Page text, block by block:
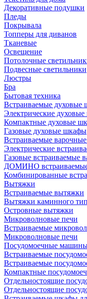
Декоративные подушки
Пледы
Покрывала
Топперы для диванов
Тканевые
Освещение
Потолочные
Подвесные светильники
Люстры
Бра
Бытовая техника
Встраиваемые духовые
Электрические
Компактные духовые
Газовые духовые шкафы
Встраиваемые
Электрические
Газовые встраиваемые
ДОМИНО встраиваемые
Комбинированные
Вытяжки
Встраиваемые вытяжки
Вытяжки каминного
Островные вытяжки
Микроволновые печи
Встраиваемые
Микроволновые печи
Посудомоечные
Встраиваемые
Встраиваемые
Компактные
Отдельностоящие
Отдельностоящие